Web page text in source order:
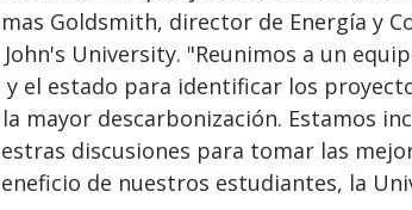
Goldsmith, director de Energía y
University. "Reunimos a un
y el estado para identificar los
mayor descarbonización. Estamos
discusiones para tomar las
de nuestros estudiantes, la